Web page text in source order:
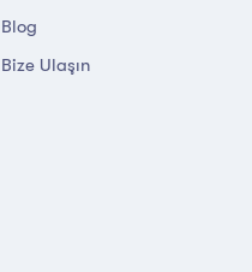
Blog
Bize Ulaşın